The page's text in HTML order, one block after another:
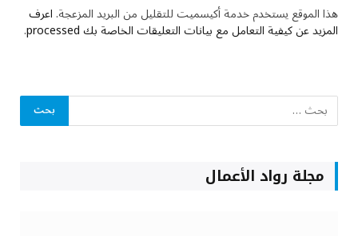
هذا الموقع يستخدم خدمة أكيسميت للتقليل من البريد المزعجة.اعرف
المزيد عن كيفية التعامل مع بيانات التعليقات الخاصة بك processed .
مجلة رواد الأعمال